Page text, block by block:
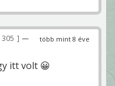
több mint 8 éve
—
itt volt 😀